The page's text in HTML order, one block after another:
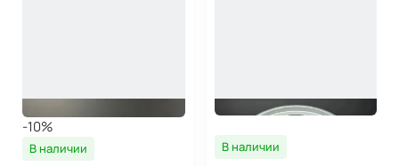
-10%
В наличии
В наличии